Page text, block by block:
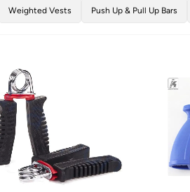
Push Up & Pull Up Bars
Weighted Vests